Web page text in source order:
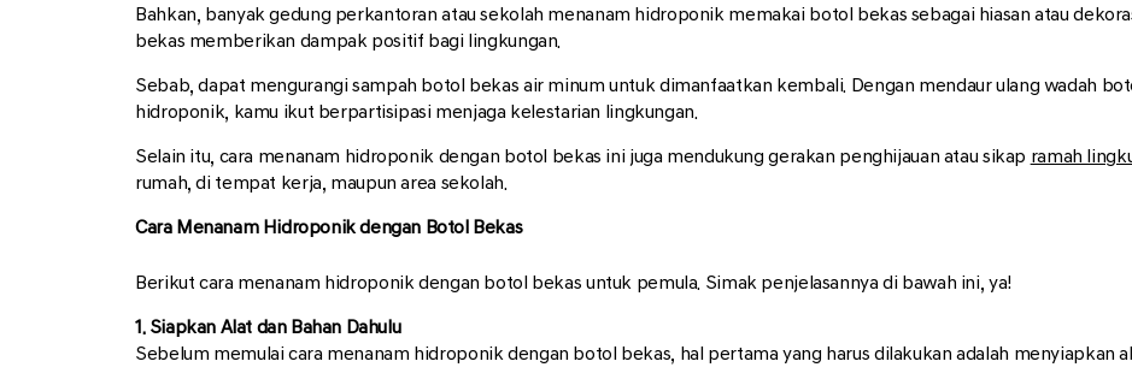
Bahkan, banyak gedung perkantoran atau sekolah menanam hidroponik memakai botol bekas sebagai hiasan atau
bekas memberikan dampak positif bagi lingkungan.
Sebab, dapat mengurangi sampah botol bekas air minum untuk dimanfaatkan kembali. Dengan mendaur ulang wadah
hidroponik, kamu ikut berpartisipasi menjaga kelestarian lingkungan.
Selain itu, cara menanam hidroponik dengan botol bekas ini juga mendukung gerakan penghijauan atau sikap ramah
rumah, di tempat kerja, maupun area sekolah.
Cara Menanam Hidroponik dengan Botol Bekas
Berikut cara menanam hidroponik dengan botol bekas untuk pemula. Simak penjelasannya di bawah ini, ya!
1. Siapkan Alat dan Bahan Dahulu
Sebelum memulai cara menanam hidroponik dengan botol bekas, hal pertama yang harus dilakukan adalah menyiapkan